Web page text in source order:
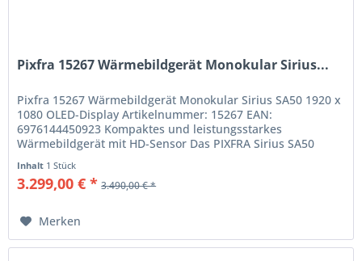
Pixfra 15267 Wärmebildgerät Monokular Sirius...
Pixfra 15267 Wärmebildgerät Monokular Sirius SA50 1920 x
1080 OLED-Display Artikelnummer: 15267 EAN:
6976144450923 Kompaktes und leistungsstarkes
Wärmebildgerät mit HD-Sensor Das PIXFRA Sirius SA50
Inhalt 1 Stück
3.299,00 € * 3.490,00 € *
Merken